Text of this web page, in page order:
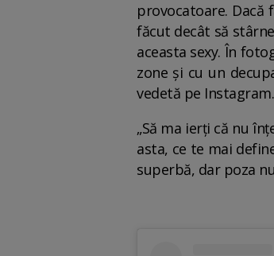
provocatoare. Dacă
făcut decât să
aceasta sexy. În
zone și cu un
vedetă pe Instagram.
„Să ma ierți că nu
asta, ce te mai
superbă, dar poza